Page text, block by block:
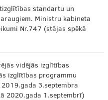
standartu un
Ministru kabineta
Nr.747 (stājas spēkā
vidējās izglītības
izglītības programmu
3.septembra
2020.gada 1.septembrī)